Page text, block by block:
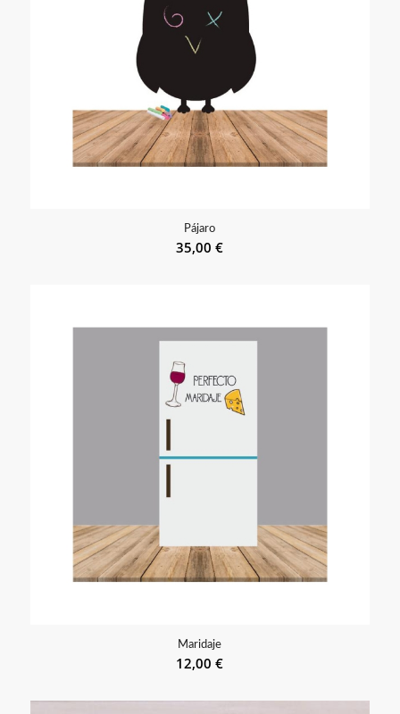
Pájaro
35,00€
Maridaje
12,00€